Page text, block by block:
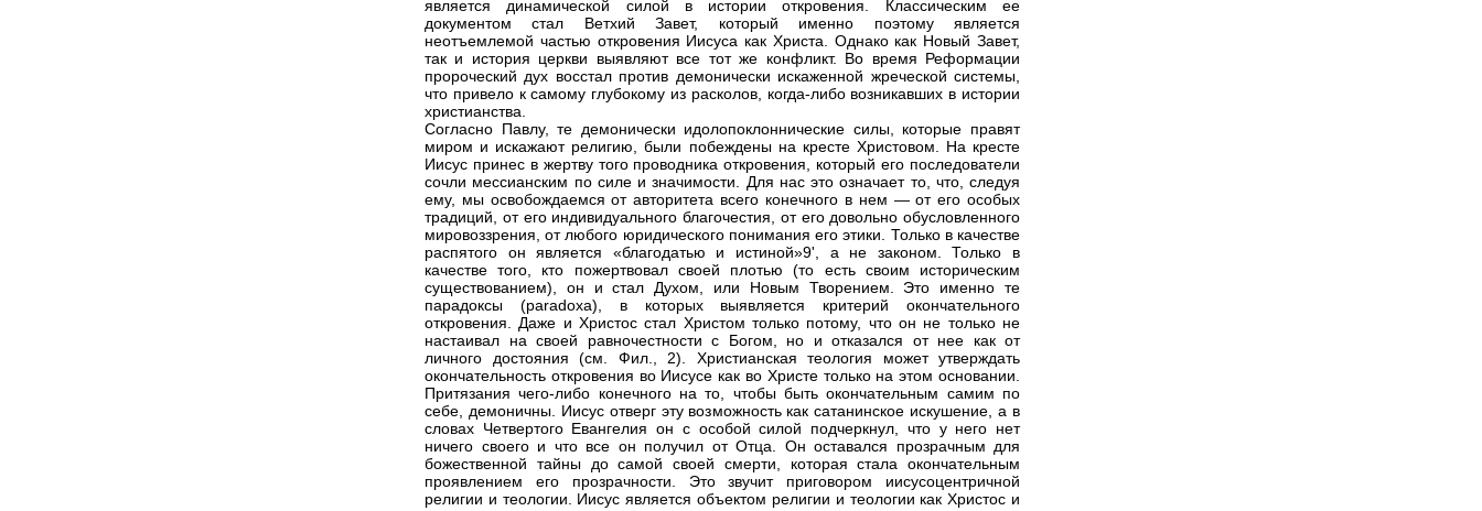
является динамической силой в истории откровения. Классическим ее
документом стал Ветхий Завет, который именно поэтому является
неотъемлемой частью откровения Иисуса как Христа. Однако как Новый Завет,
так и история церкви выявляют все тот же конфликт. Во время Реформации
пророческий дух восстал против демонически искаженной жреческой системы,
что привело к самому глубокому из расколов, когда-либо возникавших в истории
христианства.
Согласно Павлу, те демонически идолопоклоннические силы, которые правят
миром и искажают религию, были побеждены на кресте Христовом. На кресте
Иисус принес в жертву того проводника откровения, который его последователи
сочли мессианским по силе и значимости. Для нас это означает то, что, следуя
ему, мы освобождаемся от авторитета всего конечного в нем — от его особых
традиций, от его индивидуального благочестия, от его довольно обусловленного
мировоззрения, от любого юридического понимания его этики. Только в качестве
распятого он является «благодатью и истиной»9', а не законом. Только в
качестве того, кто пожертвовал своей плотью (то есть своим историческим
существованием), он и стал Духом, или Новым Творением. Это именно те
парадоксы (paradoxa), в которых выявляется критерий окончательного
откровения. Даже и Христос стал Христом только потому, что он не только не
настаивал на своей равночестности с Богом, но и отказался от нее как от
личного достояния (см. Фил., 2). Христианская теология может утверждать
окончательность откровения во Иисусе как во Христе только на этом основании.
Притязания чего-либо конечного на то, чтобы быть окончательным самим по
себе, демоничны. Иисус отверг эту возможность как сатанинское искушение, а в
словах Четвертого Евангелия он с особой силой подчеркнул, что у него нет
ничего своего и что все он получил от Отца. Он оставался прозрачным для
божественной тайны до самой своей смерти, которая стала окончательным
проявлением его прозрачности. Это звучит приговором иисусоцентричной
религии и теологии. Иисус является объектом религии и теологии как Христос и